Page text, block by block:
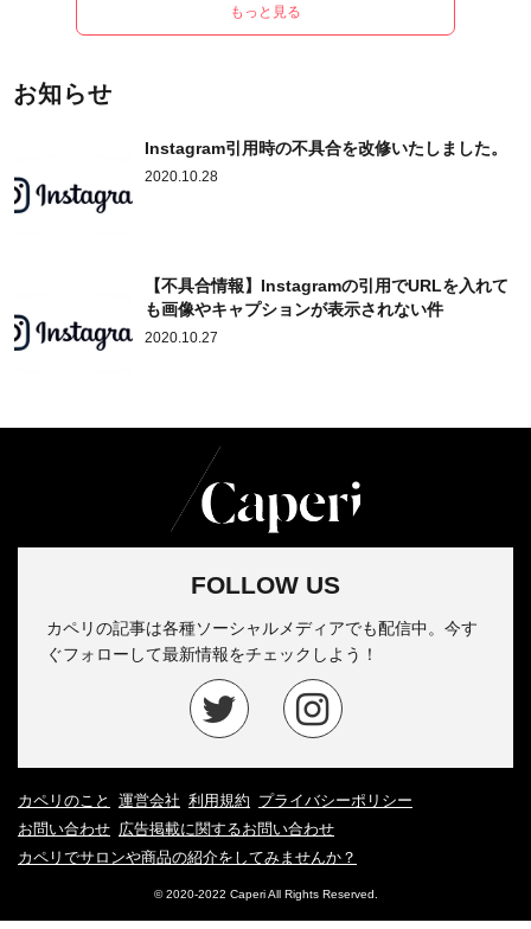
もっと見る
お知らせ
Instagram引用時の不具合を改修いたしました。
2020.10.28
【不具合情報】Instagramの引用でURLを入れて
も画像やキャプションが表示されない件
2020.10.27
FOLLOW US
カペリの記事は各種ソーシャルメディアでも配信中。今す
ぐフォローして最新情報をチェックしよう！
カペリのこと 運営会社 利用規約 プライバシーポリシー
お問い合わせ 広告掲載に関するお問い合わせ
カペリでサロンや商品の紹介をしてみませんか？
© 2020-2022 Caperi All Rights Reserved.